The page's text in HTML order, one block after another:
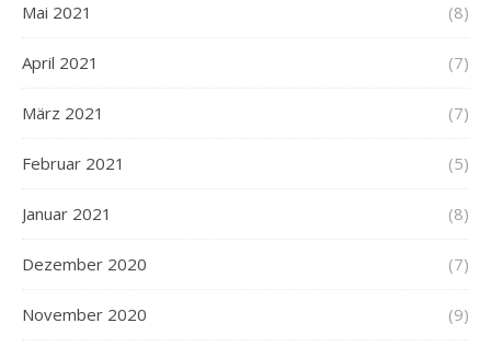
Mai 2021 (8)
April 2021 (7)
März 2021 (7)
Februar 2021 (5)
Januar 2021 (8)
Dezember 2020 (7)
November 2020 (9)